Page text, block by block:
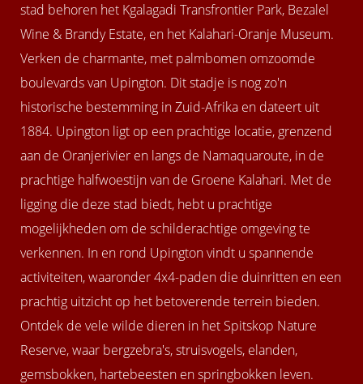
stad behoren het Kgalagadi Transfrontier Park, Bezalel
Wine & Brandy Estate, en het Kalahari-Oranje Museum.
Verken de charmante, met palmbomen omzoomde
boulevards van Upington. Dit stadje is nog zo'n
historische bestemming in Zuid-Afrika en dateert uit
1884. Upington ligt op een prachtige locatie, grenzend
aan de Oranjerivier en langs de Namaquaroute, in de
prachtige halfwoestijn van de Groene Kalahari. Met de
ligging die deze stad biedt, hebt u prachtige
mogelijkheden om de schilderachtige omgeving te
verkennen. In en rond Upington vindt u spannende
activiteiten, waaronder 4x4-paden die duinritten en een
prachtig uitzicht op het betoverende terrein bieden.
Ontdek de vele wilde dieren in het Spitskop Nature
Reserve, waar bergzebra's, struisvogels, elanden,
gemsbokken, hartebeesten en springbokken leven.